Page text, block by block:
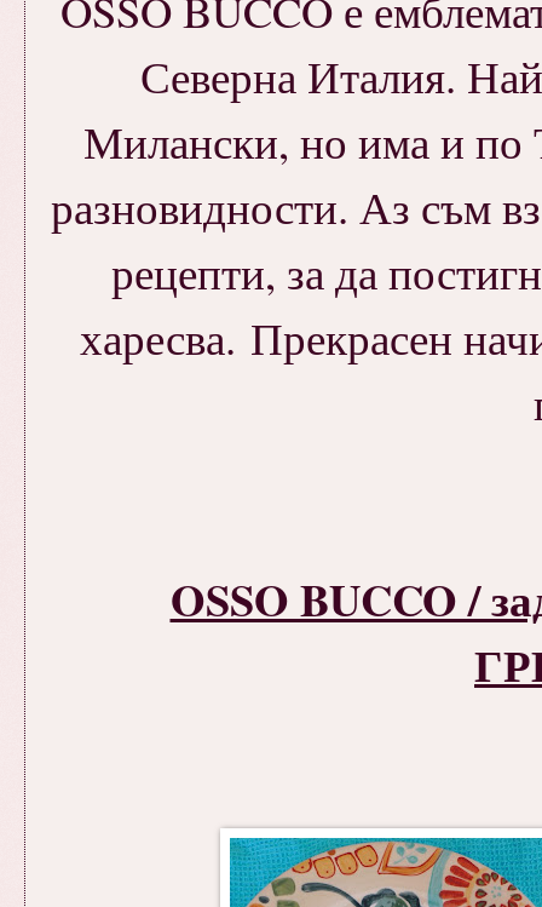
Северна Италия.
Милански, но има и по
разновидности. Аз съм
рецепти, за да
харесва. Прекрасен
OSSO BUCCO /